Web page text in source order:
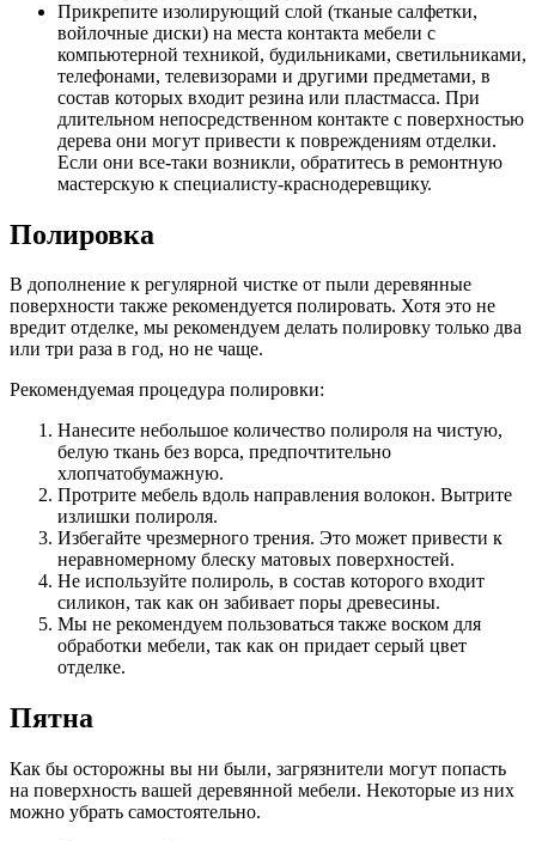
Прикрепите изолирующий слой (тканые салфетки,
войлочные диски) на места контакта мебели с
компьютерной техникой, будильниками, светильниками,
телефонами, телевизорами и другими предметами, в
состав которых входит резина или пластмасса. При
длительном непосредственном контакте с поверхностью
дерева они могут привести к повреждениям отделки.
Если они все-таки возникли, обратитесь в ремонтную
мастерскую к специалисту-краснодеревщику.
Полировка
В дополнение к регулярной чистке от пыли деревянные
поверхности также рекомендуется полировать. Хотя это не
вредит отделке, мы рекомендуем делать полировку только два
или три раза в год, но не чаще.
Рекомендуемая процедура полировки:
Нанесите небольшое количество полироля на чистую,
белую ткань без ворса, предпочтительно
хлопчатобумажную.
Протрите мебель вдоль направления волокон. Вытрите
излишки полироля.
Избегайте чрезмерного трения. Это может привести к
неравномерному блеску матовых поверхностей.
Не используйте полироль, в состав которого входит
силикон, так как он забивает поры древесины.
Мы не рекомендуем пользоваться также воском для
обработки мебели, так как он придает серый цвет
отделке.
Пятна
Как бы осторожны вы ни были, загрязнители могут попасть
на поверхность вашей деревянной мебели. Некоторые из них
можно убрать самостоятельно.